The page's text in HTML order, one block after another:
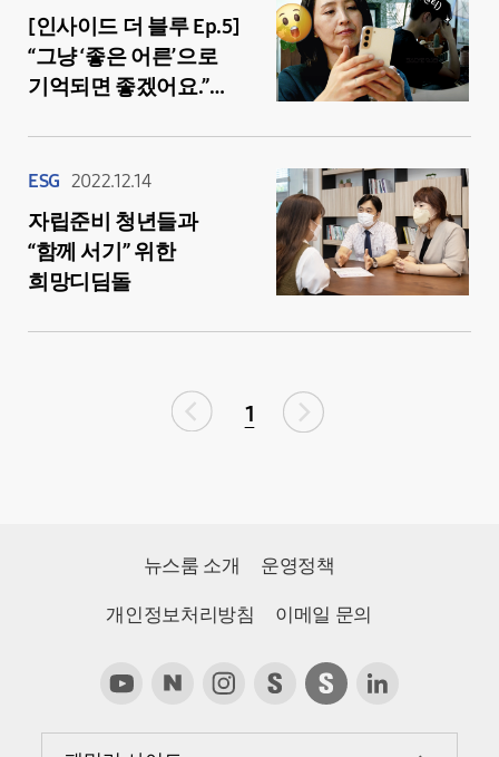
[인사이드 더 블루 Ep.5]
“그냥 ‘좋은 어른’으로
기억되면 좋겠어요.”
ESG 2022.12.14
자립준비 청년들과
“함께 서기” 위한
희망디딤돌
1
뉴스룸 소개 운영정책
개인정보처리방침 이메일 문의